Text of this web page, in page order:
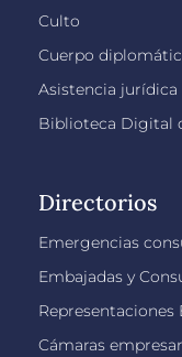
Culto
Cuerpo
Asistencia
Biblioteca Digital
Directorios
Emergencias
Embajadas y
Representaciones
Cámaras